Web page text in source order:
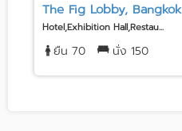
The Fig Lobby, Bangkok
Hotel,Exhibition Hall,Restau...
ยืน 70 นั่ง 150